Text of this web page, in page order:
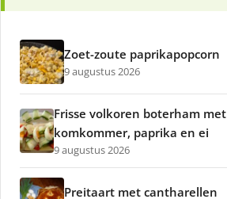
Zoet-zoute paprikapopcorn
9 augustus 2026
Frisse volkoren boterham
komkommer, paprika en ei
9 augustus 2026
Preitaart met cantharellen